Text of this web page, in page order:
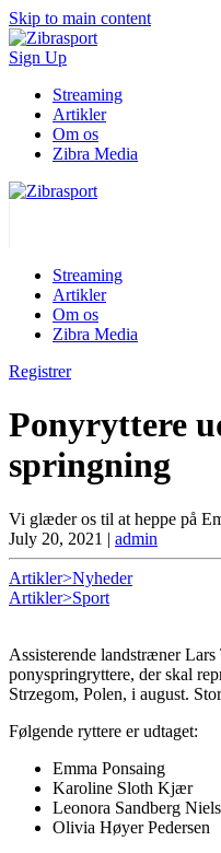
Skip to main content
Sign Up
Streaming
Artikler
Om os
Zibra Media
Streaming
Artikler
Om os
Zibra Media
Registrer
Ponyryttere
springning
Vi glæder os til at heppe på
July 20, 2021 | admin
Artikler>Nyheder
Artikler>Sport
Assisterende landstræner
ponyspringryttere, der skal
Strzegom, Polen, i august.
Følgende ryttere er udtaget:
Emma Ponsaing
Karoline Sloth Kjær
Leonora Sandberg
Olivia Høyer Pedersen